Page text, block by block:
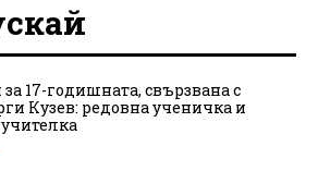
17-годишната, свързвана с
Кузев: редовна ученичка и